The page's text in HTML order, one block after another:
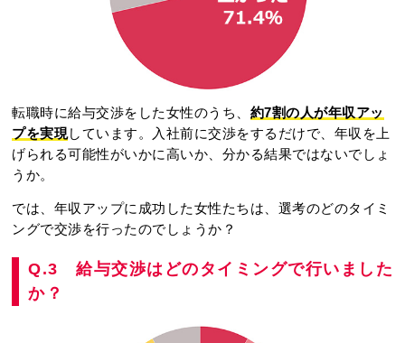
転職時に給与交渉をした女性のうち、 約7割の人が年収アッ
プを実現しています。入社前に交渉をするだけで、年収を上
げられる可能性がいかに高いか、分かる結果ではないでしょ
うか。
では、年収アップに成功した女性たちは、選考のどのタイミ
ングで交渉を行ったのでしょうか？
Q.3 給与交渉はどのタイミングで行いました
か？